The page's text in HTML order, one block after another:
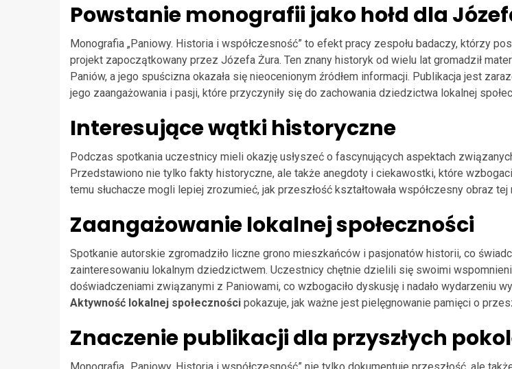
Powstanie monografii jako hołd dla
Monografia „Paniowy. Historia i współczesność” to efekt pracy zespołu badaczy, którzy
projekt zapoczątkowany przez Józefa Żura. Ten znany historyk od wielu lat gromadził
Paniów, a jego spuścizna okazała się nieocenionym źródłem informacji. Publikacja jest
jego zaangażowania i pasji, które przyczyniły się do zachowania dziedzictwa lokalnej
Interesujące wątki historyczne
Podczas spotkania uczestnicy mieli okazję usłyszeć o fascynujących aspektach
Przedstawiono nie tylko fakty historyczne, ale także anegdoty i ciekawostki, które
temu słuchacze mogli lepiej zrozumieć, jak przeszłość kształtowała współczesny obraz
Zaangażowanie lokalnej społeczności
Spotkanie autorskie zgromadziło liczne grono mieszkańców i pasjonatów historii, co
zainteresowaniu lokalnym dziedzictwem. Uczestnicy chętnie dzielili się swoimi
doświadczeniami związanymi z Paniowami, co wzbogaciło dyskusję i nadało wydarzeniu
Aktywność lokalnej społeczności pokazuje, jak ważne jest pielęgnowanie pamięci o
Znaczenie publikacji dla przyszłych